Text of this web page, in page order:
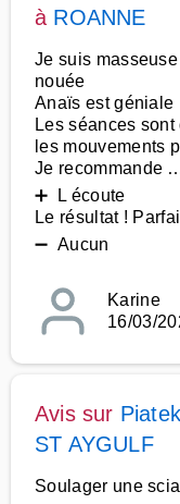
à ROANNE
Je suis
nouée
Anaïs est géniale
Les séances
les mouvements
Je recommande
➕ L écoute
Le résultat !
➖ Aucun
Karine
16/03/
Avis sur
ST AYGULF
Soulager une